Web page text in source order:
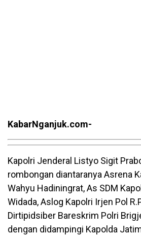
KabarNganjuk.com-
Kapolri Jenderal Listyo Sigit
rombongan diantaranya Asrena
Wahyu Hadiningrat, As SDM
Widada, Aslog Kapolri Irjen Pol
Dirtipidsiber Bareskrim Polri
dengan didampingi Kapolda